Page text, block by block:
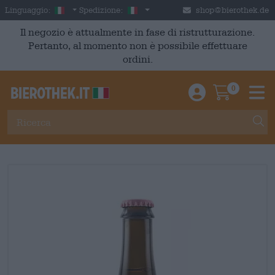
Skip to main content
Linguaggio: Italian
Spedizione: Italia shop@bierothek.de
Il negozio è attualmente in fase di ristrutturazione.
Pertanto, al momento non è possibile effettuare
ordini.
Einloggen /
0